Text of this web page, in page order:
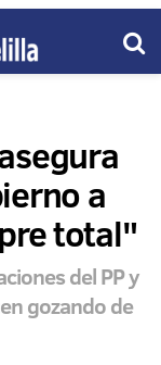
a
total"
del PP y
gozando de